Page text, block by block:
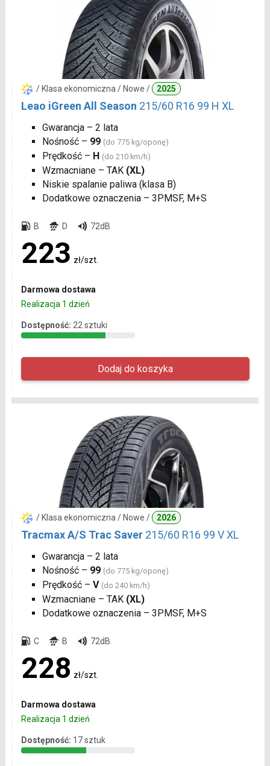
/ Klasa ekonomiczna / Nowe / 2025
Leao iGreen All Season 215/60 R16 99 H XL
Gwarancja – 2 lata
Nośność – 99 (do 775 kg/oponę)
Prędkość – H (do 210 km/h)
Wzmacniane – TAK (XL)
Niskie spalanie paliwa (klasa B)
Dodatkowe oznaczenia – 3PMSF, M+S
B D 72dB
223 zł/szt.
Darmowa dostawa
Realizacja 1 dzień
Dostępność: 22 sztuki
/ Klasa ekonomiczna / Nowe / 2026
Tracmax A/S Trac Saver 215/60 R16 99 V XL
Gwarancja – 2 lata
Nośność – 99 (do 775 kg/oponę)
Prędkość – V (do 240 km/h)
Wzmacniane – TAK (XL)
Dodatkowe oznaczenia – 3PMSF, M+S
C B 72dB
228 zł/szt.
Darmowa dostawa
Realizacja 1 dzień
Dostępność: 17 sztuk